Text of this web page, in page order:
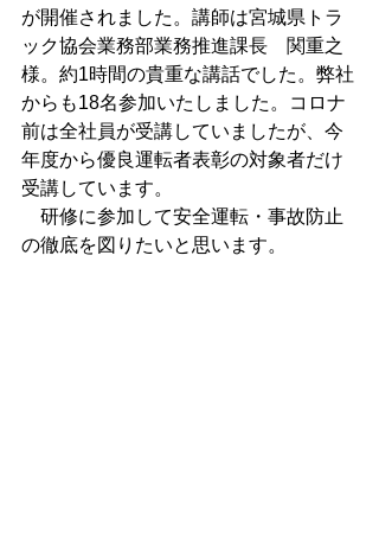
が開催されました。講師は宮城県トラ
ック協会業務部業務推進課長　関重之
様。約1時間の貴重な講話でした。弊社
からも18名参加いたしました。コロナ
前は全社員が受講していましたが、今
年度から優良運転者表彰の対象者だけ
受講しています。
研修に参加して安全運転・事故防止
の徹底を図りたいと思います。